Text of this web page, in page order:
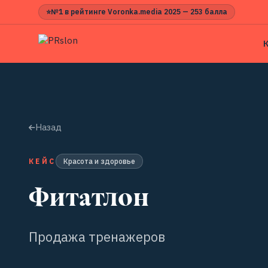
⭐№1 в рейтинге Voronka.media 2025 — 253 балла
Назад
КЕЙС Красота и здоровье
Фитатлон
Продажа тренажеров